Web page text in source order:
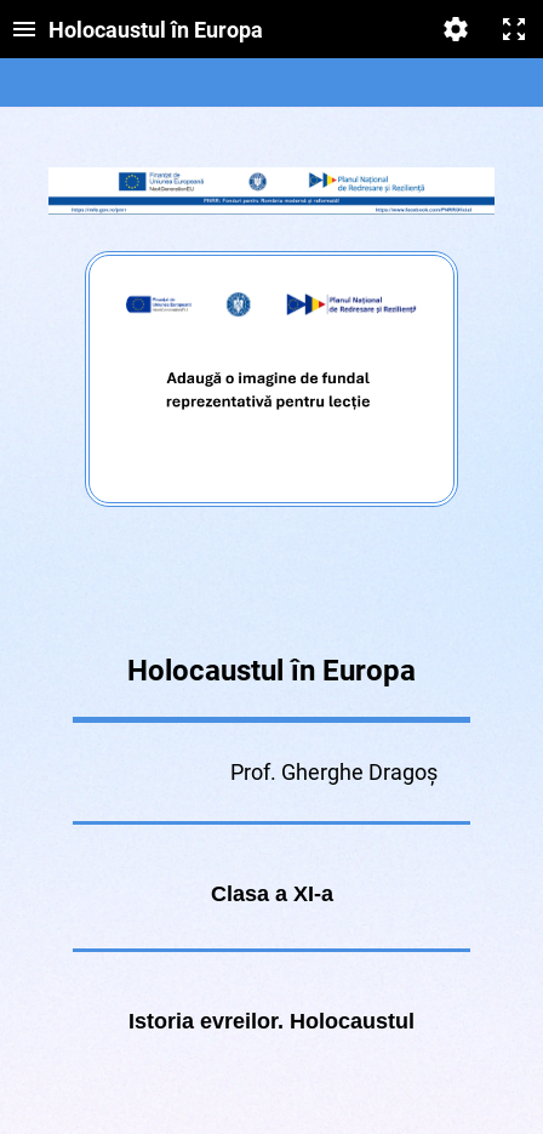
Holocaustul în Europa
Holocaustul în Europa
Prof. Gherghe Dragoș
Clasa a XI-a
Istoria evreilor. Holocaustul